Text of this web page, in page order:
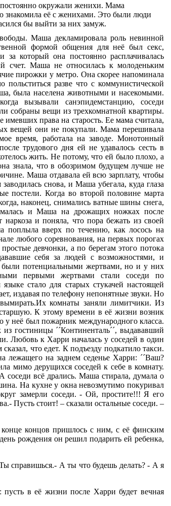
окружали женихи. Мама
знакомила её с женихами. Это были люди
бы выйти за них замуж.
Маша декламировала роль невинной
формой общения для неё был секс,
который она постоянно расплачивалась
счет. Маша не относилась к молоденьким
пирожки у метро. Она скорее напоминала
разве что с коммунистической
была населена животными и насекомыми.
вызывали санэпидемстанцию, соседи
собраны вещи из трехкомнатной квартиры.
права на старость. Ее мама считала,
вещей они не покупали. Мама перешивала
время, работала на заводе. Монотонный
трудового дня ей не удавалось сесть в
жить. Не потому, что ей было плохо, а
знала, что в обозримом будущем лучше не
Маша отдавала ей всю зарплату, чтобы
снова, и Маша убегала, куда глаза
постели. Когда во второй половине марта
наконец, снимались ватные шины снега,
и Маша на дрожащих ножках после
и поняла, что пора бежать из своей
поплыла вверх по течению, как лосось на
любого соревнования, на первых порогах
девчонки, а по берегам этого потока
себя за людей с возможностями, и
потенциальными жертвами, но и у них
первыми жертвами стали соседи по
стало для старых стукачей настоящей
издавая по телефону непонятные звуки. Но
комнаты заняли лимитчики. Из
К этому времени в её жизни возник
неё был пожарник международного класса.
гостиницы ´´Континенталь´´, выдававший
Любовь к Харри началась у соседей в один
что едет. К подъезду подкатило такси.
лежащего на заднем седенье Харри: ´´Ваш?
мимо дерущихся соседей к себе в комнату.
соседи всё дрались. Маша стирала, думала о
На кухне у окна невозмутимо покуривал
замерли соседи. - Ой, простите!!! Я его
Пусть стоит! – сказали остальные соседи. –
концов пришлось с ним, с её финским
рождения он решил подарить ей ребенка,
справишься.- А ты что будешь делать? - А я
в её жизни после Харри будет вечная